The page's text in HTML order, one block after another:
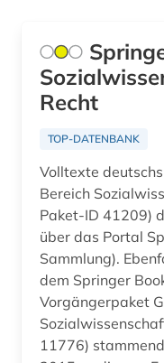
international (1)
Recht
TOP-DATENBANK
Volltexte
Bereich
Paket-ID 41209)
über das Portal
Sammlung).
dem Springer
Vorgängerpaket
11776)